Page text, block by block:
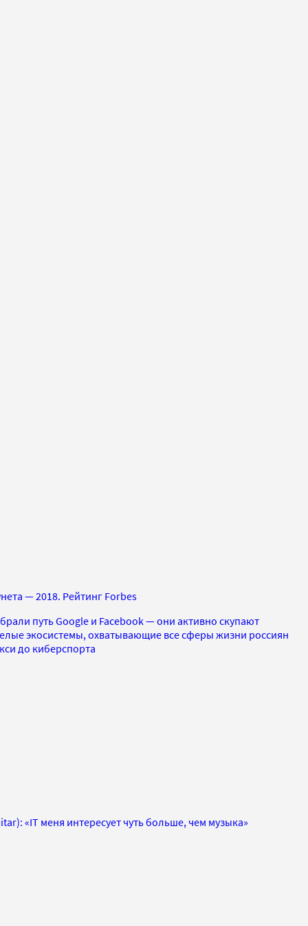
— 2018. Рейтинг Forbes
путь Google и Facebook — они активно скупают
экосистемы, охватывающие все сферы жизни россиян
до киберспорта
«IT меня интересует чуть больше, чем музыка»